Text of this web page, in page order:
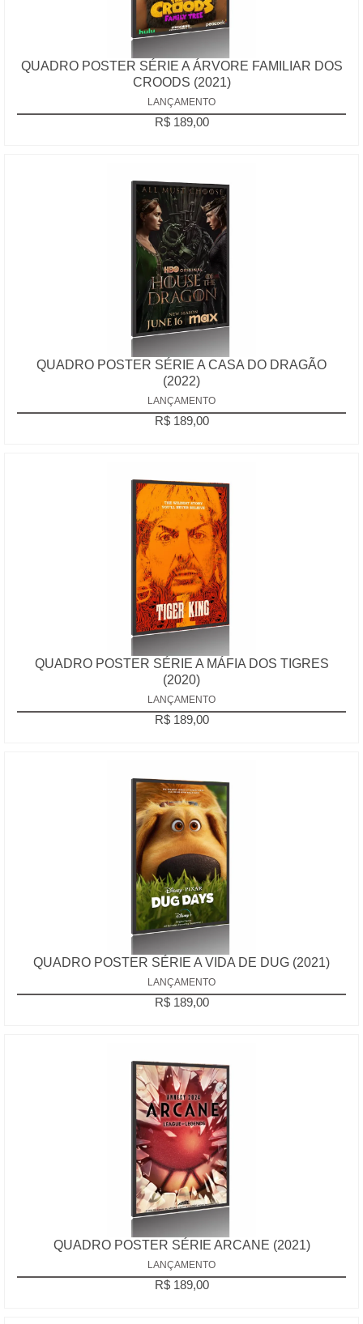
QUADRO POSTER SÉRIE A ÁRVORE FAMILIAR DOS
CROODS (2021)
LANÇAMENTO
R$ 189,00
QUADRO POSTER SÉRIE A CASA DO DRAGÃO
(2022)
LANÇAMENTO
R$ 189,00
QUADRO POSTER SÉRIE A MÁFIA DOS TIGRES
(2020)
LANÇAMENTO
R$ 189,00
QUADRO POSTER SÉRIE A VIDA DE DUG (2021)
LANÇAMENTO
R$ 189,00
QUADRO POSTER SÉRIE ARCANE (2021)
LANÇAMENTO
R$ 189,00